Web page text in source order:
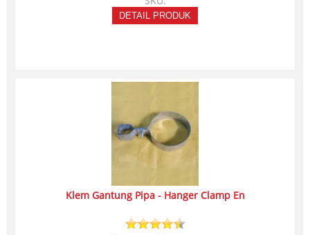
DETAIL PRODUK
Klem Gantung Pipa - Hanger Clamp En